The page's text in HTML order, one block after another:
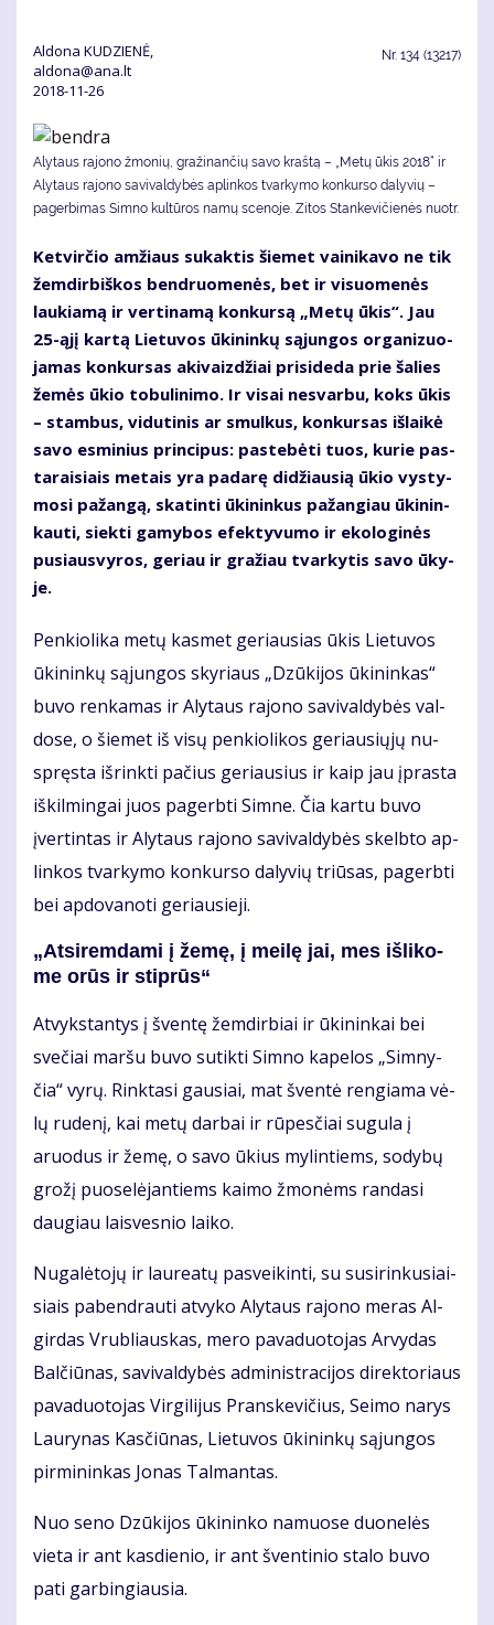
Aldona KUDZIENĖ,
aldona@ana.lt
2018-11-26
Nr. 134 (13217)
Alytaus rajono žmonių, gražinančių savo kraštą – „Metų ūkis 2018“ ir
Alytaus rajono savivaldybės aplinkos tvarkymo konkurso dalyvių –
pagerbimas Simno kultūros namų scenoje. Zi­tos Stan­ke­vi­čie­nės nuotr.
Ket­vir­čio am­žiaus su­kak­tis šie­met vai­ni­ka­vo ne tik
žem­dir­biš­kos ben­druo­me­nės, bet ir vi­suo­me­nės
lau­kia­mą ir ver­ti­na­mą kon­kur­są „Me­tų ūkis“. Jau
25-ąjį kar­tą Lie­tu­vos ūki­nin­kų są­jun­gos or­ga­ni­zuo­
ja­mas kon­kur­sas aki­vaiz­džiai pri­si­de­da prie ša­lies
že­mės ūkio to­bu­li­ni­mo. Ir vi­sai ne­svar­bu, koks ūkis
– stam­bus, vi­du­ti­nis ar smul­kus, kon­kur­sas iš­lai­kė
sa­vo es­mi­nius prin­ci­pus: pa­ste­bė­ti tuos, ku­rie pas­
ta­rai­siais me­tais yra pa­da­rę di­džiau­sią ūkio vys­ty­
mo­si pa­žan­gą, ska­tin­ti ūki­nin­kus pa­žan­giau ūki­nin­
kau­ti, siek­ti ga­my­bos efek­ty­vu­mo ir eko­lo­gi­nės
pu­siau­svy­ros, ge­riau ir gra­žiau tvar­ky­tis sa­vo ūky­
je.
Pen­kio­li­ka me­tų kas­met ge­riau­sias ūkis Lie­tu­vos
ūki­nin­kų są­jun­gos sky­riaus „Dzū­ki­jos ūki­nin­kas“
bu­vo ren­ka­mas ir Aly­taus ra­jo­no sa­vi­val­dy­bės val­
do­se, o šie­met iš vi­sų pen­kio­li­kos ge­riau­sių­jų nu­
spręs­ta iš­rink­ti pa­čius ge­riau­sius ir kaip jau įpras­ta
iš­kil­min­gai juos pa­gerb­ti Sim­ne. Čia kar­tu bu­vo
įver­tin­tas ir Aly­taus ra­jo­no sa­vi­val­dy­bės skelb­to ap­
lin­kos tvar­ky­mo kon­kur­so da­ly­vių triū­sas, pa­gerb­ti
bei ap­do­va­no­ti ge­riau­sie­ji.
„At­si­rem­da­mi į že­mę, į mei­lę jai, mes iš­li­ko­
me orūs ir stip­rūs“
At­vyks­tan­tys į šven­tę žem­dir­biai ir ūki­nin­kai bei
sve­čiai mar­šu bu­vo su­tik­ti Sim­no ka­pe­los „Sim­ny­
čia“ vy­rų. Rink­ta­si gau­siai, mat šven­tė ren­gia­ma vė­
lų ru­de­nį, kai me­tų dar­bai ir rū­pes­čiai su­gu­la į
aruo­dus ir že­mę, o sa­vo ūkius my­lin­tiems, so­dy­bų
gro­žį puo­se­lė­jan­tiems kai­mo žmo­nėms ran­da­si
dau­giau lais­ves­nio lai­ko.
Nu­ga­lė­to­jų ir lau­re­a­tų pa­svei­kin­ti, su su­si­rin­ku­siai­
siais pa­ben­drau­ti at­vy­ko Aly­taus ra­jo­no me­ras Al­
gir­das Vrub­liaus­kas, me­ro pa­va­duo­to­jas Ar­vy­das
Bal­čiū­nas, sa­vi­val­dy­bės ad­mi­nist­ra­ci­jos di­rek­to­riaus
pa­va­duo­to­jas Vir­gi­li­jus Prans­ke­vi­čius, Sei­mo na­rys
Lau­ry­nas Kas­čiū­nas, Lie­tu­vos ūki­nin­kų są­jun­gos
pir­mi­nin­kas Jo­nas Tal­man­tas.
Nuo se­no Dzū­ki­jos ūki­nin­ko na­muo­se duo­ne­lės
vie­ta ir ant kas­die­nio, ir ant šven­ti­nio sta­lo bu­vo
pa­ti gar­bin­giau­sia.